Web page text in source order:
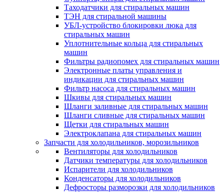
Таходатчики для стиральных машин
ТЭН для стиральной машины
УБЛ-устройство блокировки люка для
стиральных машин
Уплотнительные кольца для стиральных
машин
Фильтры радиопомех для стиральных машин
Электронные платы управления и
индикации для стиральных машин
Фильтр насоса для стиральных машин
Шкивы для стиральных машин
Шланги заливные для стиральных машин
Шланги сливные для стиральных машин
Щетки для стиральных машин
Электроклапана для стиральных машин
Запчасти для холодильников, морозильников
Вентиляторы для холодильников
Датчики температуры для холодильников
Испарители для холодильников
Конденсаторы для холодильников
Дефросторы разморозки для холодильников